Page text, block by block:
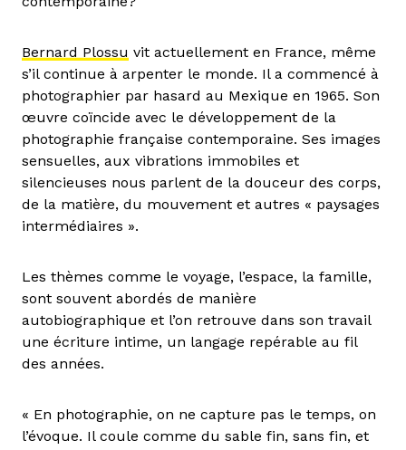
Bernard Plossu vit actuellement en France, même
s’il continue à arpenter le monde. Il a commencé à
photographier par hasard au Mexique en 1965. Son
œuvre coïncide avec le développement de la
photographie française contemporaine. Ses images
sensuelles, aux vibrations immobiles et
silencieuses nous parlent de la douceur des corps,
de la matière, du mouvement et autres « paysages
intermédiaires ».
Les thèmes comme le voyage, l’espace, la famille,
sont souvent abordés de manière
autobiographique et l’on retrouve dans son travail
une écriture intime, un langage repérable au fil
des années.
« En photographie, on ne capture pas le temps, on
l’évoque. Il coule comme du sable fin, sans fin, et